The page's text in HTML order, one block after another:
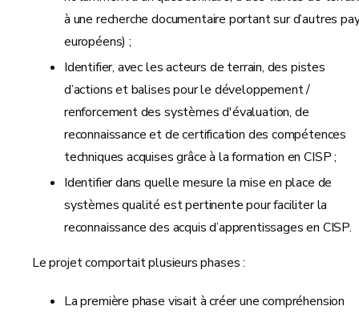
à une recherche documentaire portant sur d’autres
européens) ;
Identifier, avec les acteurs de terrain, des pistes
d’actions et balises pour le développement /
renforcement des systèmes d'évaluation, de
reconnaissance et de certification des compétences
techniques acquises grâce à la formation en CISP ;
Identifier dans quelle mesure la mise en place de
systèmes qualité est pertinente pour faciliter la
reconnaissance des acquis d’apprentissages en CISP.
Le projet comportait plusieurs phases :
La première phase visait à créer une compréhension